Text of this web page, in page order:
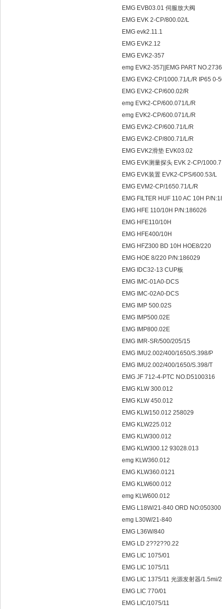
EMG EVB03.01 伺服放大阀
EMG EVK 2-CP/800.02/L
EMG evk2.11.1
EMG EVK2.12
EMG EVK2-357
emg EVK2-357||EMG PART
EMG EVK2-CP/1000.71/L/R IP65 0-
EMG EVK2-CP/600.02/R
emg EVK2-CP/600.071/L/R
emg EVK2-CP/600.071/L/R
EMG EVK2-CP/600.71/L/R
EMG EVK2-CP/800.71/L/R
EMG EVK2滑垫 EVK03.02
EMG EVK测量探头 EVK 2-CP/
EMG EVK装置 EVK2-CPS/600.53/L
EMG EVM2-CP/1650.71/L/R
EMG FILTER HUF 110 AC 10H P/
EMG HFE 110/10H P/N:186026
EMG HFE110/10H
EMG HFE400/10H
EMG HFZ300 BD 10H HOE8/220
EMG HOE 8/220 P/N:186029
EMG IDC32-13 CUP板
EMG IMC-01A0-DCS
EMG IMC-02A0-DCS
EMG IMP 500.02S
EMG IMP500.02E
EMG IMP800.02E
EMG IMR-SR/500/205/15
EMG IMU2.002/400/1650/S.398/P
EMG IMU2.002/400/1650/S.398/T
EMG JF 712-4-PTC NO.D5100316
EMG KLW 300.012
EMG KLW 450.012
EMG KLW150.012 258029
EMG KLW225.012
EMG KLW300.012
EMG KLW300.12 93028.013
emg KLW360.012
EMG KLW360.0121
EMG KLW600.012
emg KLW600.012
EMG L18W/21-840 ORD NO:050300
emg L30W/21-840
EMG L36W/840
EMG LD 2??2??0.22
EMG LIC 1075/01
EMG LIC 1075/11
EMG LIC 1375/11 光源发射器/1.5mi/
EMG LIC 770/01
EMG LIC/1075/11